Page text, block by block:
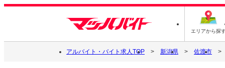
エリアから探
アルバイト・バイト求人TOP 新潟県 佐渡市